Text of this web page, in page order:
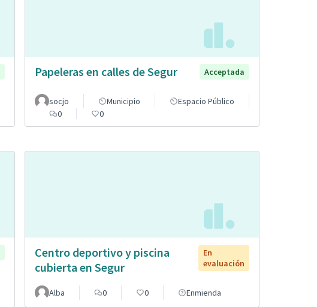
Papeleras en calles de Segur Acceptada
socjo Municipio
Espacio Público
0
0
Centro deportivo y piscina
cubierta en Segur
En
evaluación
Alba 0 0 Enmienda